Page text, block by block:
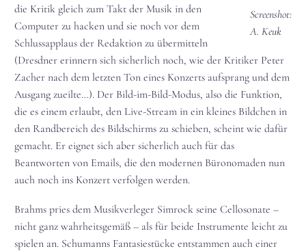
Screenshot:
A. Keuk
die Kritik gleich zum Takt der Musik in den
Computer zu hacken und sie noch vor dem
Schlussapplaus der Redaktion zu übermitteln
(Dresdner erinnern sich sicherlich noch, wie der Kritiker Peter
Zacher nach dem letzten Ton eines Konzerts aufsprang und dem
Ausgang zueilte…). Der Bild-im-Bild-Modus, also die Funktion,
die es einem erlaubt, den Live-Stream in ein kleines Bildchen in
den Randbereich des Bildschirms zu schieben, scheint wie dafür
gemacht. Er eignet sich aber sicherlich auch für das
Beantworten von Emails, die den modernen Büronomaden nun
auch noch ins Konzert verfolgen werden.
Brahms pries dem Musikverleger Simrock seine Cellosonate –
nicht ganz wahrheitsgemäß – als für beide Instrumente leicht zu
spielen an. Schumanns Fantasiestücke entstammen auch einer